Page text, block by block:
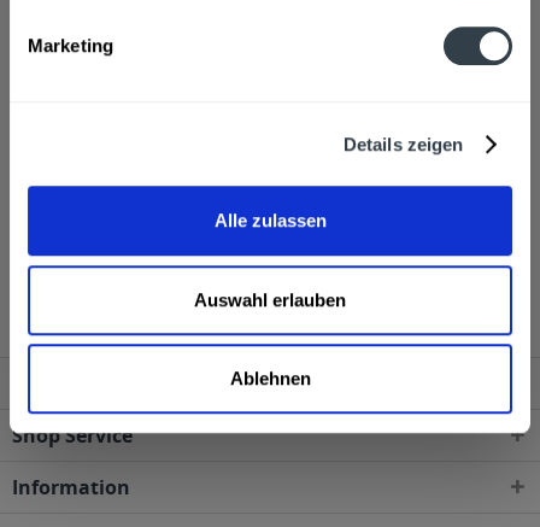
Marketing
Details zeigen
Alle zulassen
Auswahl erlauben
Ablehnen
32,0% volmehr
Kunden haben sich ebenfalls angesehen
Braun Doppelkorn 12 x 1l wird in den folgenden
Regionen, Städten, Orten und Postleitzahl-Gebieten
Shop Service
Information